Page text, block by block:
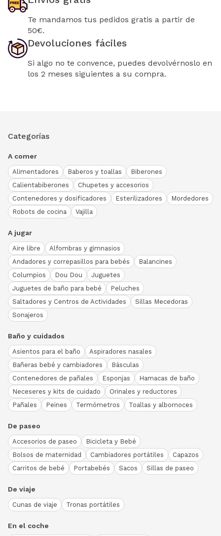
Te mandamos tus pedidos gratis a partir de
50€.
Devoluciones fáciles
Si algo no te convence, puedes devolvérnoslo en
los 2 meses siguientes a su compra.
Categorías
A comer
Alimentadores Baberos y toallas
Biberones
Calientabiberones
Chupetes y accesorios
Contenedores y dosificadores
Esterilizadores
Mordedores
Robots de cocina
Vajilla
A jugar
Aire libre
Alfombras y gimnasios
Andadores y correpasillos para bebés
Balancines
Columpios
Dou Dou
Juguetes
Juguetes de baño para bebé
Peluches
Saltadores y Centros de Actividades
Sillas Mecedoras
Sonajeros
Baño y cuidados
Asientos para el baño
Aspiradores nasales
Bañeras bebé y cambiadores
Básculas
Contenedores de pañales
Esponjas
Hamacas de baño
Neceseres y kits de cuidado
Orinales y reductores
Pañales
Peines Termómetros Toallas y albornoces
De paseo
Accesorios de paseo
Bicicleta y Bebé
Bolsos de maternidad
Cambiadores portátiles
Capazos
Carritos de bebé
Portabebés Sacos Sillas de paseo
De viaje
Cunas de viaje Tronas portátiles
En el coche